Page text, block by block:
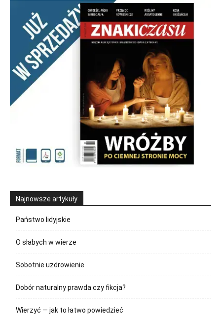
Najnowsze artykuły
Państwo lidyjskie
O słabych w wierze
Sobotnie uzdrowienie
Dobór naturalny prawda czy fikcja?
Wierzyć — jak to łatwo powiedzieć